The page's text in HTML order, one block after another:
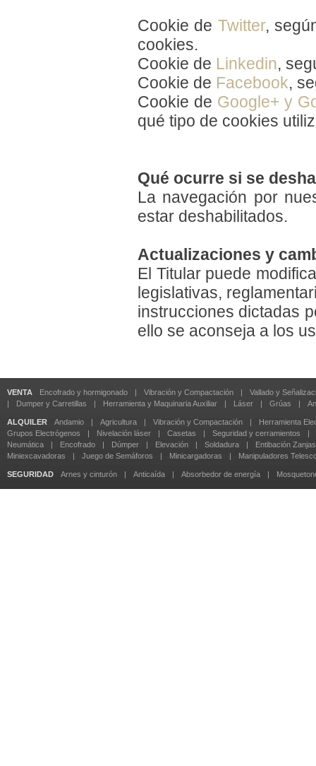
Cookie de Twitter,
cookies.
Cookie de Linkedin,
Cookie de Facebook,
Cookie de Google+ y
qué tipo de cookies
Qué ocurre si se
La navegación por
estar deshabilitados.
Actualizaciones y
El Titular puede
legislativas,
instrucciones dictadas
ello se aconseja a los
VENTA Encofrado y hormigonado | Vibración y Compactación |
Vallado y
|
Dumper y Carretillas | Herramienta y Maquinaria Auxiliar | Láser | Grúas |
ALQUILER Andamio | Agricultura | Vibración y Compactación |
Herramienta
Grupos Electrógenos
| Nivelación láser | Casetas | Seguridad y cerramientos
|
Neumática
| Encofrado | Dúmper | Elevación | Soldadura |
Entibación Zanjas
Miniexcavadoras
| Juego de Semáforos | Minicargadoras | Manipuladores
SEGURIDAD Arnes y cinturón | Anticaída | Absorbedor de energía |